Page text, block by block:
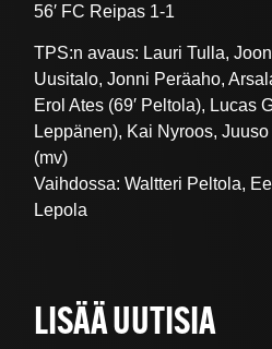
56′ FC Reipas 1-1
TPS:n avaus: Lauri Tulla,
Uusitalo, Jonni Peräaho,
Erol Ates (69′ Peltola), Lucas
Leppänen), Kai Nyroos,
(mv)
Vaihdossa: Waltteri Peltola,
Lepola
LISÄÄ UUTISIA